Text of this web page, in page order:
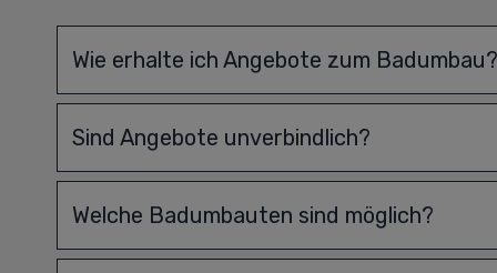
Wie erhalte ich Angebote zum Badumbau?
Sind Angebote unverbindlich?
Welche Badumbauten sind möglich?